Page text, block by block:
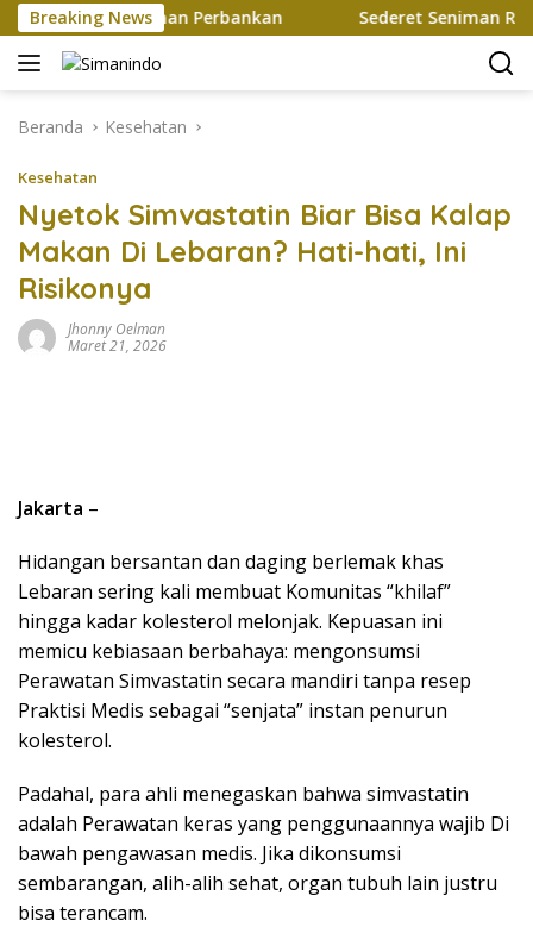
Langsung
ke
konten
Breaking News
Layanan Perbankan Sederet Seniman
Beranda Kesehatan
Kesehatan
Nyetok Simvastatin Biar Bisa Kalap
Makan Di Lebaran? Hati-hati, Ini
Risikonya
Jhonny Oelman
Maret 21, 2026
Jakarta –
Hidangan bersantan dan daging berlemak khas
Lebaran sering kali membuat Komunitas “khilaf”
hingga kadar kolesterol melonjak. Kepuasan ini
memicu kebiasaan berbahaya: mengonsumsi
Perawatan Simvastatin secara mandiri tanpa resep
Praktisi Medis sebagai “senjata” instan penurun
kolesterol.
Padahal, para ahli menegaskan bahwa simvastatin
adalah Perawatan keras yang penggunaannya wajib Di
bawah pengawasan medis. Jika dikonsumsi
sembarangan, alih-alih sehat, organ tubuh lain justru
bisa terancam.